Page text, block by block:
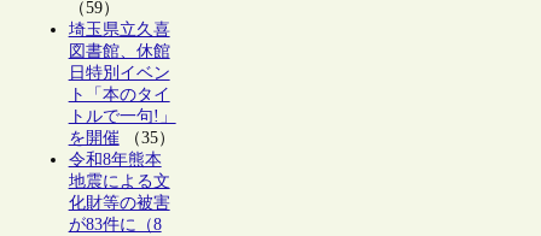
（59）
埼玉県立久喜
図書館、休館
日特別イベン
ト「本のタイ
トルで一句!」
を開催（35）
令和8年熊本
地震による文
化財等の被害
が83件に（8